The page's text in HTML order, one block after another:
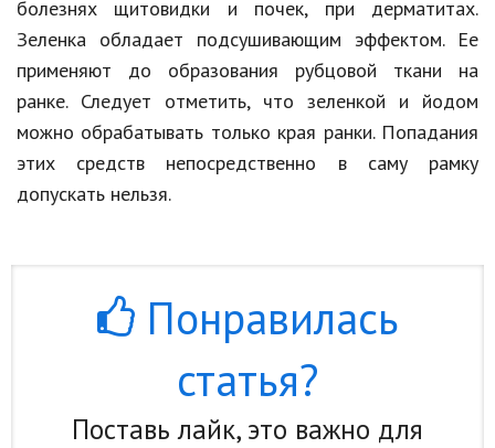
болезнях щитовидки и почек, при дерматитах.
Зеленка обладает подсушивающим эффектом. Ее
применяют до образования рубцовой ткани на
ранке. Следует отметить, что зеленкой и йодом
можно обрабатывать только края ранки. Попадания
этих средств непосредственно в саму рамку
допускать нельзя.
Понравилась
статья?
Поставь лайк, это важно для